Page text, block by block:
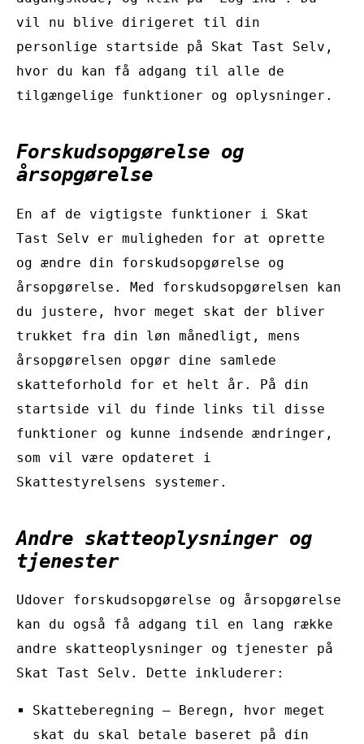
vil nu blive dirigeret til din
personlige startside på Skat Tast Selv,
hvor du kan få adgang til alle de
tilgængelige funktioner og oplysninger.
Forskudsopgørelse og
årsopgørelse
En af de vigtigste funktioner i Skat
Tast Selv er muligheden for at oprette
og ændre din forskudsopgørelse og
årsopgørelse. Med forskudsopgørelsen kan
du justere, hvor meget skat der bliver
trukket fra din løn månedligt, mens
årsopgørelsen opgør dine samlede
skatteforhold for et helt år. På din
startside vil du finde links til disse
funktioner og kunne indsende ændringer,
som vil være opdateret i
Skattestyrelsens systemer.
Andre skatteoplysninger og
tjenester
Udover forskudsopgørelse og årsopgørelse
kan du også få adgang til en lang række
andre skatteoplysninger og tjenester på
Skat Tast Selv. Dette inkluderer:
Skatteberegning – Beregn, hvor meget
skat du skal betale baseret på din